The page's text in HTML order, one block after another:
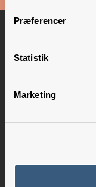
Præferencer
Statistik
Marketing